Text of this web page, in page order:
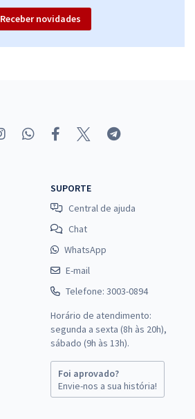
Receber novidades
SUPORTE
Central de ajuda
Chat
WhatsApp
E-mail
Telefone: 3003-0894
Horário de atendimento:
segunda a sexta (8h às 20h),
sábado (9h às 13h).
Foi aprovado?
Envie-nos a sua história!